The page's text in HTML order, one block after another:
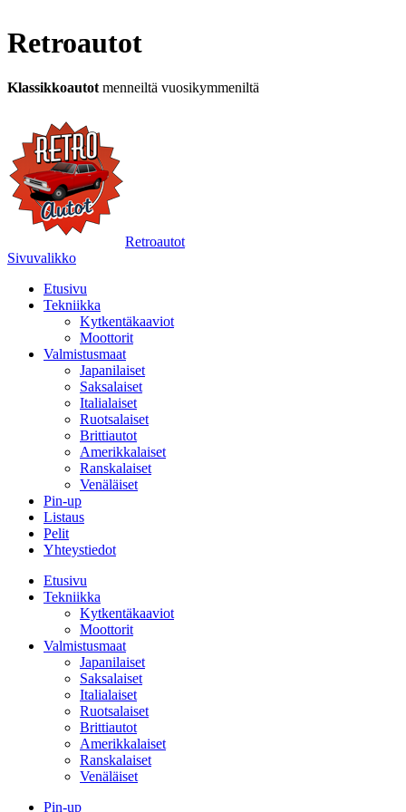
Retroautot
Klassikkoautot menneiltä vuosikymmeniltä
Retroautot
Sivuvalikko
Etusivu
Tekniikka
Kytkentäkaaviot
Moottorit
Valmistusmaat
Japanilaiset
Saksalaiset
Italialaiset
Ruotsalaiset
Brittiautot
Amerikkalaiset
Ranskalaiset
Venäläiset
Pin-up
Listaus
Pelit
Yhteystiedot
Etusivu
Tekniikka
Kytkentäkaaviot
Moottorit
Valmistusmaat
Japanilaiset
Saksalaiset
Italialaiset
Ruotsalaiset
Brittiautot
Amerikkalaiset
Ranskalaiset
Venäläiset
Pin-up